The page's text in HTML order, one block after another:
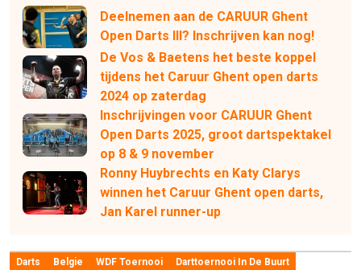
Deelnemen aan de CARUUR Ghent
Open Darts III? Inschrijven kan nog!
De Vos & Baetens het beste koppel
tijdens het Caruur Ghent open darts
2024 op zaterdag
Inschrijvingen voor CARUUR Ghent
Open Darts 2025, groot dartspektakel
op 8 & 9 november
Ronny Huybrechts en Katy Clarys
winnen het Caruur Ghent open darts,
Jan Karel runner-up
Darts Belgie WDF Toernooi Darttoernooi In De Buurt